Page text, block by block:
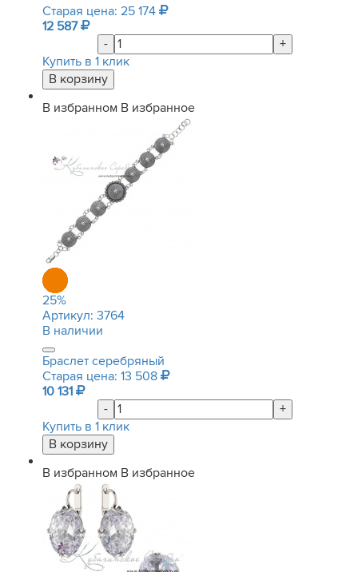
Старая цена: 25 174
12 587
-
+
Купить в 1 клик
В избранном В избранное
25%
Артикул: 3764
В наличии
Браслет серебряный
Старая цена: 13 508
10 131
-
+
Купить в 1 клик
В избранном В избранное